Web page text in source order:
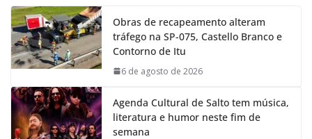
e
b
o
o
k
t
s
A
p
p
k
e
d
I
n
m
Obras de recapeamento alteram
tráfego na SP-075, Castello Branco e
Contorno de Itu
6 de agosto de 2026
Agenda Cultural de Salto tem música,
literatura e humor neste fim de
semana